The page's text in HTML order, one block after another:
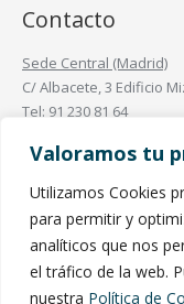
Valoramos tu
Utilizamos Cookies
para permitir y
analíticos que nos
el tráfico de la web.
nuestra Política de
Contacto
Sede Central (Madrid)
C/ Albacete, 3 Edificio
Tel: 91 230 81 64
Oficinas en España
Oficinas en el Mundo
Find us on:
Linkedin
page
opens